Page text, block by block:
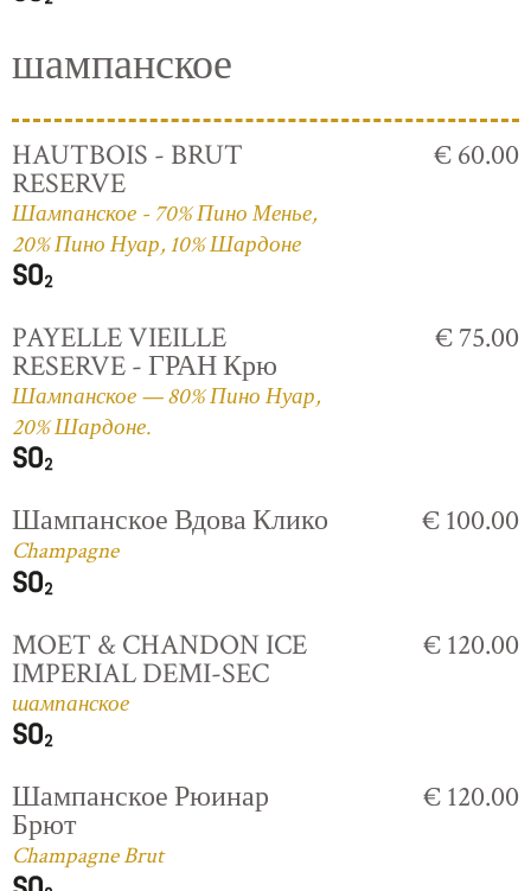
шампанское
HAUTBOIS - BRUT
RESERVE
Шампанское - 70% Пино Менье,
20% Пино Нуар, 10% Шардоне
€ 60.00
PAYELLE VIEILLE
RESERVE - ГРАН Крю
Шампанское — 80% Пино Нуар,
20% Шардоне.
€ 75.00
Шампанское Вдова Клико
Champagne
€ 100.00
MOET & CHANDON ICE
IMPERIAL DEMI-SEC
шампанское
€ 120.00
Шампанское Рюинар
Брют
Champagne Brut
€ 120.00